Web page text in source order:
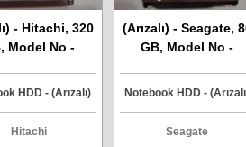
- Hitachi, 320
Model No -
HDD - (Arızalı)
Hitachi
(Arızalı) - Seagate,
GB, Model No -
Notebook HDD -
Seagate